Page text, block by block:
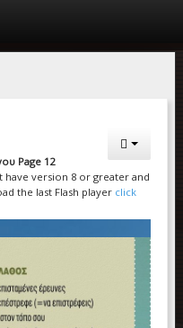
Page 12
have version 8 or greater and
the last Flash player click